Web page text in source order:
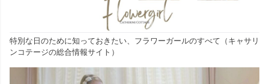
特別な日のために知っておきたい、フラワーガールのすべて（キャサリ
ンコテージの総合情報サイト）